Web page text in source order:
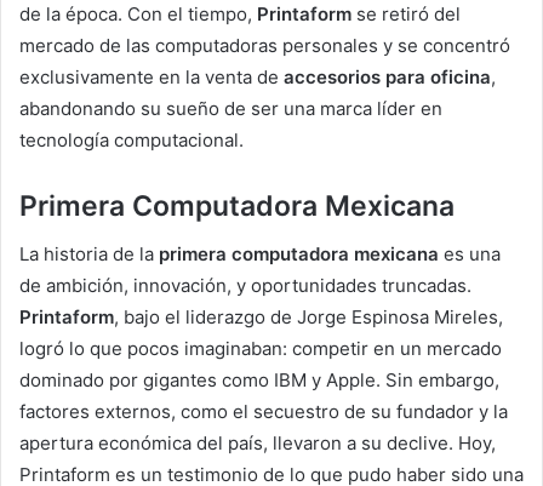
de la época. Con el tiempo, Printaform se retiró del
mercado de las computadoras personales y se concentró
exclusivamente en la venta de accesorios para oficina,
abandonando su sueño de ser una marca líder en
tecnología computacional.
Primera Computadora Mexicana
La historia de la primera computadora mexicana es una
de ambición, innovación, y oportunidades truncadas.
Printaform, bajo el liderazgo de Jorge Espinosa Mireles,
logró lo que pocos imaginaban: competir en un mercado
dominado por gigantes como IBM y Apple. Sin embargo,
factores externos, como el secuestro de su fundador y la
apertura económica del país, llevaron a su declive. Hoy,
Printaform es un testimonio de lo que pudo haber sido una